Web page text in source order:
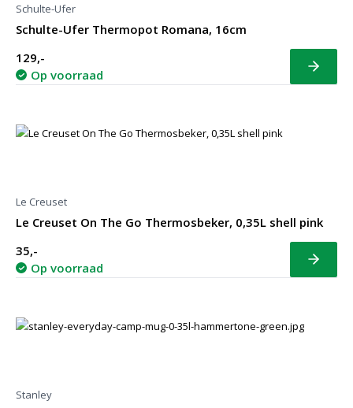
Schulte-Ufer
Schulte-Ufer Thermopot Romana, 16cm
129,-
Op voorraad
Bekijk
Le Creuset
Le Creuset On The Go Thermosbeker, 0,35L shell pink
35,-
Op voorraad
Bekijk
Stanley